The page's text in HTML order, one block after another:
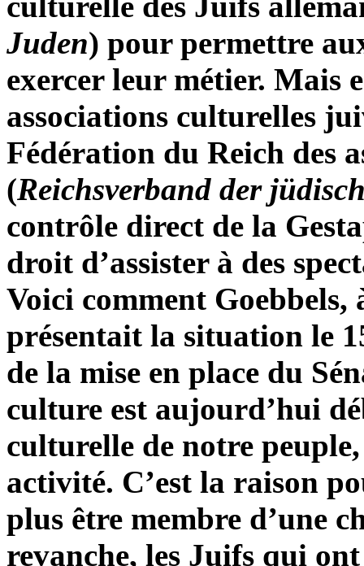
Juden) pour permettre
exercer leur métier. Mais
associations culturelles
Fédération du Reich des
(Reichsverband der
contrôle direct de la
droit d’assister à des
Voici comment Goebbels,
présentait la situation le
de la mise en place du
culture est aujourd’hui
culturelle de notre
activité. C’est la raison
plus être membre d’une
revanche, les Juifs qui